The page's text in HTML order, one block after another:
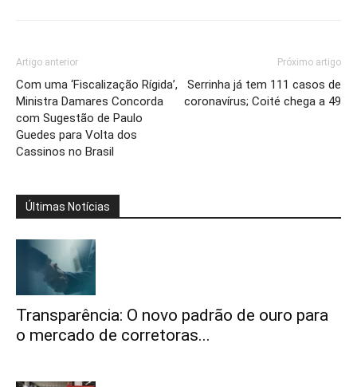
Artigo anterior
Com uma ‘Fiscalização Rígida’,
Ministra Damares Concorda
com Sugestão de Paulo
Guedes para Volta dos
Cassinos no Brasil
Próximo artigo
Serrinha já tem 111 casos de
coronavírus; Coité chega a 49
Últimas Notícias
Transparência: O novo padrão de ouro para
o mercado de corretoras...